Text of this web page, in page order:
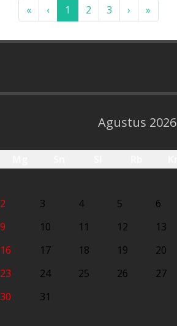
« ‹ 1 2 3 › »
Agustus 2026
2
3 4 5 6
9
10 11 12 13
16
17 18 19 20
23
24 25 26 27
30
31